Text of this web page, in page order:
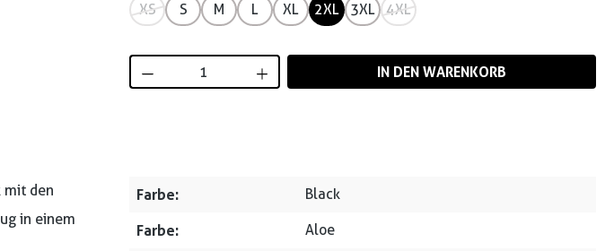
XS
S M L XL 2XL 3XL 4XL
Produkt Anzahl: Gib den gewünschten Wert ein
IN DEN WARENKORB
mit den
in einem
Farbe: Black
Farbe: Aloe